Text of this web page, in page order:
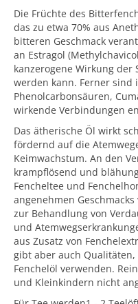
Die Früchte des
das zu etwa 70% aus
bitteren Geschmack
an Estragol
kanzerogene Wirkung der
werden kann. Ferner sind
Phenolcarbonsäuren,
wirkende Verbindungen
Das ätherische Öl wirkt
fördernd auf die
Keimwachstum. An den
krampflösend und
Fencheltee und
angenehmen
zur Behandlung von
und
aus Zusatz von
gibt aber auch
Fenchelöl verwenden.
und Kleinkindern nicht